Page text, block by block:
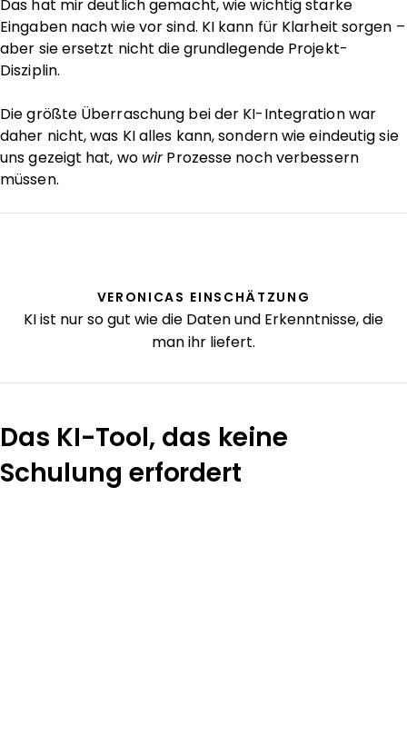
Das hat mir deutlich gemacht, wie wichtig starke
Eingaben nach wie vor sind. KI kann für Klarheit sorgen –
aber sie ersetzt nicht die grundlegende Projekt-
Disziplin.
Die größte Überraschung bei der KI-Integration war
daher nicht, was KI alles kann, sondern wie eindeutig sie
uns gezeigt hat, wo wirProzesse noch verbessern
müssen.
VERONICAS EINSCHÄTZUNG
KI ist nur so gut wie die Daten und Erkenntnisse, die
man ihr liefert.
Das KI-Tool, das keine
Schulung erfordert